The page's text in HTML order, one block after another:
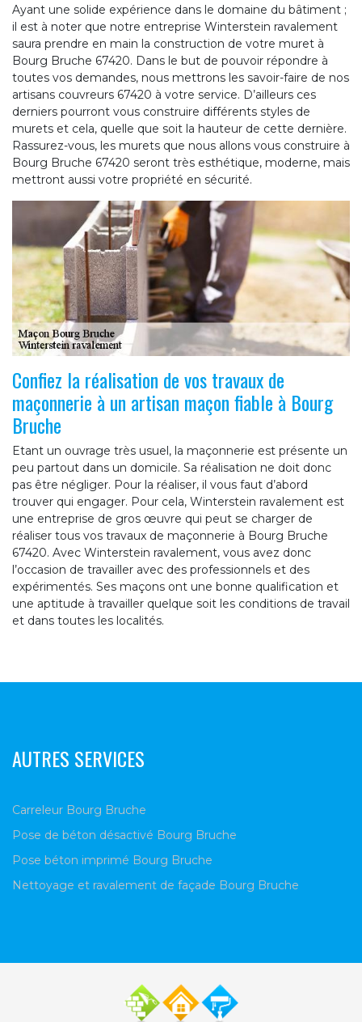
Ayant une solide expérience dans le domaine du bâtiment ;
il est à noter que notre entreprise Winterstein ravalement
saura prendre en main la construction de votre muret à
Bourg Bruche 67420. Dans le but de pouvoir répondre à
toutes vos demandes, nous mettrons les savoir-faire de nos
artisans couvreurs 67420 à votre service. D’ailleurs ces
derniers pourront vous construire différents styles de
murets et cela, quelle que soit la hauteur de cette dernière.
Rassurez-vous, les murets que nous allons vous construire à
Bourg Bruche 67420 seront très esthétique, moderne, mais
mettront aussi votre propriété en sécurité.
Confiez la réalisation de vos travaux de
maçonnerie à un artisan maçon fiable à Bourg
Bruche
Etant un ouvrage très usuel, la maçonnerie est présente un
peu partout dans un domicile. Sa réalisation ne doit donc
pas être négliger. Pour la réaliser, il vous faut d’abord
trouver qui engager. Pour cela, Winterstein ravalement est
une entreprise de gros œuvre qui peut se charger de
réaliser tous vos travaux de maçonnerie à Bourg Bruche
67420. Avec Winterstein ravalement, vous avez donc
l’occasion de travailler avec des professionnels et des
expérimentés. Ses maçons ont une bonne qualification et
une aptitude à travailler quelque soit les conditions de travail
et dans toutes les localités.
AUTRES SERVICES
Carreleur Bourg Bruche
Pose de béton désactivé Bourg Bruche
Pose béton imprimé Bourg Bruche
Nettoyage et ravalement de façade Bourg Bruche